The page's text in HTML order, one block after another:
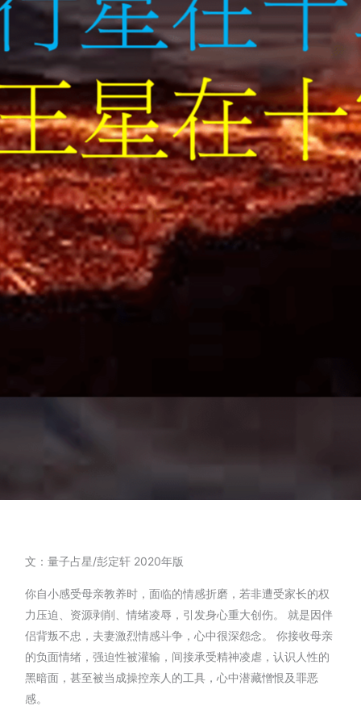
文：量子占星/彭定轩 2020年版
你自小感受母亲教养时，面临的情感折磨，若非遭受家长的权
力压迫、资源剥削、情绪凌辱，引发身心重大创伤。 就是因伴
侣背叛不忠，夫妻激烈情感斗争，心中很深怨念。 你接收母亲
的负面情绪，强迫性被灌输，间接承受精神凌虐，认识人性的
黑暗面，甚至被当成操控亲人的工具，心中潜藏憎恨及罪恶
感。